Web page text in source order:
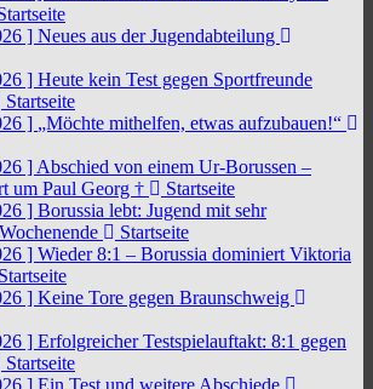
] Neues aus der Jugendabteilung
] Heute kein Test gegen Sportfreunde
Startseite
] „Möchte mithelfen, etwas aufzubauen!“
] Abschied von einem Ur-Borussen –
um Paul Georg †
Startseite
] Borussia lebt: Jugend mit sehr
Startseite
] Wieder 8:1 – Borussia dominiert Viktoria
Startseite
] Keine Tore gegen Braunschweig
] Erfolgreicher Testspielauftakt: 8:1 gegen
Startseite
] Ein Test und weitere Abschiede